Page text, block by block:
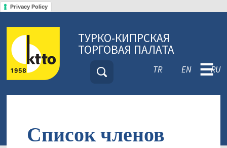
Privacy Policy
ТУРКО-КИПРСКАЯ
ТОРГОВАЯ ПАЛАТА
TR EN RU
☰
Список членов